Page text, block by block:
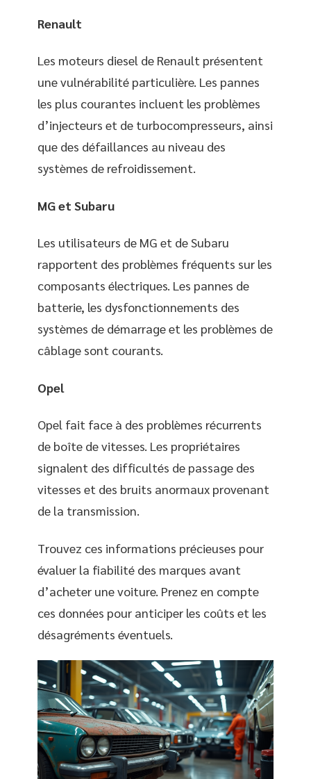
Renault
Les moteurs diesel de Renault présentent
une vulnérabilité particulière. Les pannes
les plus courantes incluent les problèmes
d’injecteurs et de turbocompresseurs, ainsi
que des défaillances au niveau des
systèmes de refroidissement.
MG et Subaru
Les utilisateurs de MG et de Subaru
rapportent des problèmes fréquents sur les
composants électriques. Les pannes de
batterie, les dysfonctionnements des
systèmes de démarrage et les problèmes de
câblage sont courants.
Opel
Opel fait face à des problèmes récurrents
de boîte de vitesses. Les propriétaires
signalent des difficultés de passage des
vitesses et des bruits anormaux provenant
de la transmission.
Trouvez ces informations précieuses pour
évaluer la fiabilité des marques avant
d’acheter une voiture. Prenez en compte
ces données pour anticiper les coûts et les
désagréments éventuels.